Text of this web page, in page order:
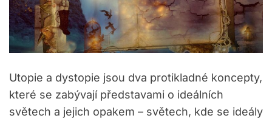
Utopie a dystopie jsou dva protikladné koncepty,
které se zabývají představami o ideálních
světech a jejich opakem – světech, kde se ideály